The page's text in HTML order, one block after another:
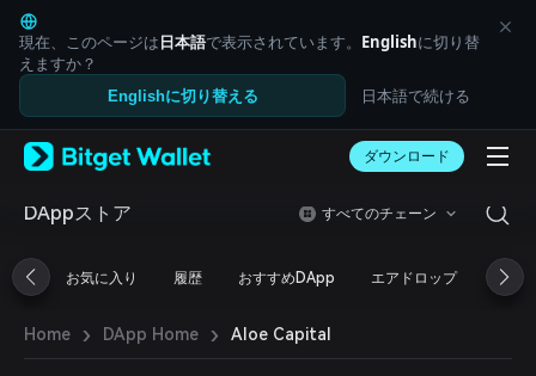
English
日本語
Tiếng Việt
Русский
Español (Latinoamérica)
Italiano
Deutsch
繁體中文
Português (Portugal)
ภาษาไทย
العربية
現在、このページは日本語で表示されています。 Englishに切り替
えますか？
Englishに切り替える 日本語で続ける
ダウンロード
DAppストア すべてのチェーン
お気に入り 履歴 おすすめDApp エアドロップ DeFi
Home › DApp Home › Aloe Capital